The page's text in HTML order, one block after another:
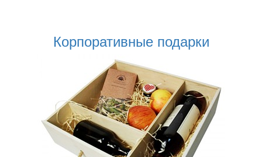
Корпоративные подарки